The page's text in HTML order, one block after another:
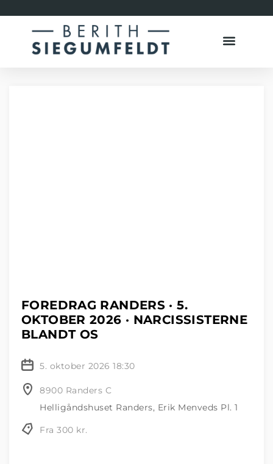
FOREDRAG RANDERS · 5.
OKTOBER 2026 · NARCISSISTERNE
BLANDT OS
5. oktober 2026 18:30
8900 Randers C
Helligåndshuset Randers, Erik Menveds Pl. 1
Fra 300 kr.